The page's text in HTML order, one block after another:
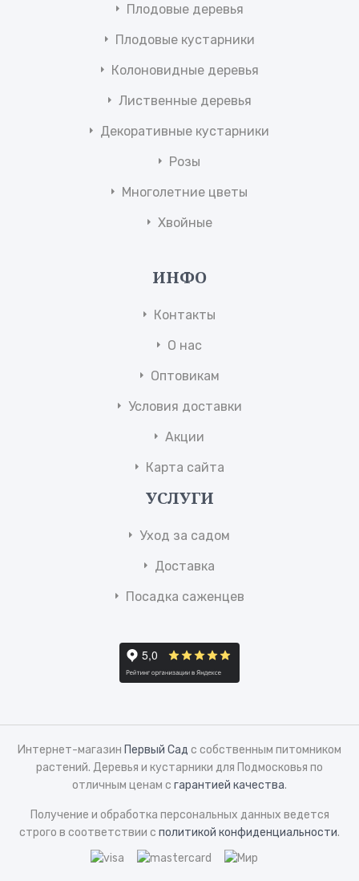
Плодовые деревья
Плодовые кустарники
Колоновидные деревья
Лиственные деревья
Декоративные кустарники
Розы
Многолетние цветы
Хвойные
ИНФО
Контакты
О нас
Оптовикам
Условия доставки
Акции
Карта сайта
УСЛУГИ
Уход за садом
Доставка
Посадка саженцев
Интернет-магазин Первый Сад с собственным питомником
растений. Деревья и кустарники для Подмосковья по
отличным ценам с гарантией качества.
Получение и обработка персональных данных ведется
строго в соответствии с политикой конфиденциальности.